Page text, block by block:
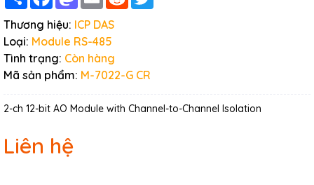
Thương hiệu: ICP DAS
Loại: Module RS-485
Tình trạng: Còn hàng
Mã sản phẩm: M-7022-G CR
2-ch 12-bit AO Module with Channel-to-Channel Isolation
Liên hệ